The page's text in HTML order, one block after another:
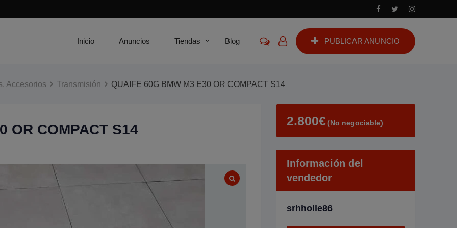
PUBLICAR ANUNCIO
Inicio Anuncios Tiendas Blog
Accesorios Transmisión QUAIFE 60G BMW M3 E30 OR COMPACT S14
OR COMPACT S14
2.800€ (No negociable)
Información del
vendedor
srhholle86